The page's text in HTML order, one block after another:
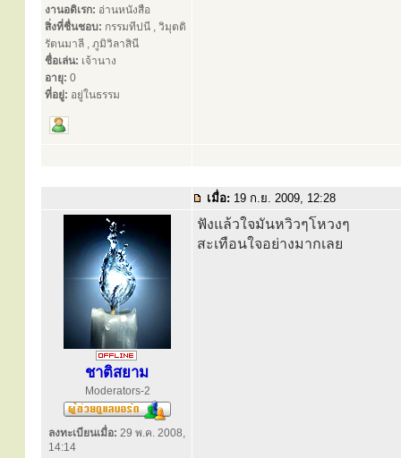
งานอดิเรก: อ่านหนังสือ
สิ่งที่ชื่นชอบ: กรรมทีปนี , วิมุตติ
รัตนมาลี , ภูมิวิลาสินี
ชื่อเล่น: เจ้านาง
อายุ: 0
ที่อยู่: อยู่ในธรรม
เมื่อ: 19 ก.ย. 2009, 12:28
ชาติสยาม
Moderators-2
ลงทะเบียนเมื่อ: 29 พ.ค. 2008,
14:14
ฟังแล้วใจมันหวิวๆโหวงๆ
สะเทือนใจอย่างมากเลย